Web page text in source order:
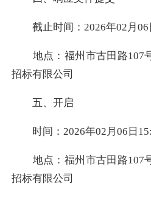
截止时间：2026年02月06
地点：福州市古田路107
招标有限公司
五、开启
时间：2026年02月06日
地点：福州市古田路107
招标有限公司